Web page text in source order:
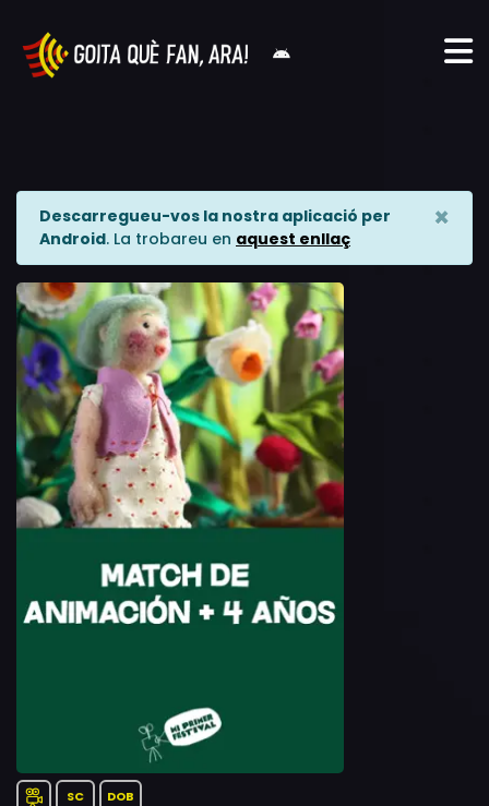
Descarregueu-vos la nostra aplicació per
Android. La trobareu en aquest enllaç
×
SC DOB